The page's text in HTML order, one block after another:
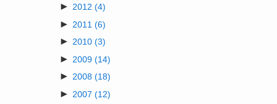
► 2012 (4)
► 2011 (6)
► 2010 (3)
► 2009 (14)
► 2008 (18)
► 2007 (12)